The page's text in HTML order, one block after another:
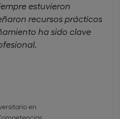
estuvieron
recursos prácticos
ha sido clave
en